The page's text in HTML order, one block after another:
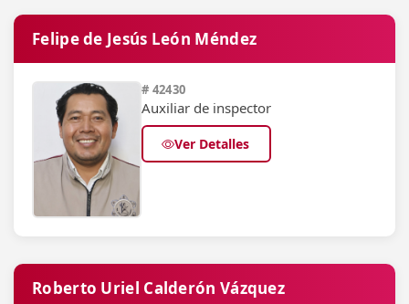
Felipe de Jesús León Méndez
# 42430
Auxiliar de inspector
Ver Detalles
Roberto Uriel Calderón Vázquez